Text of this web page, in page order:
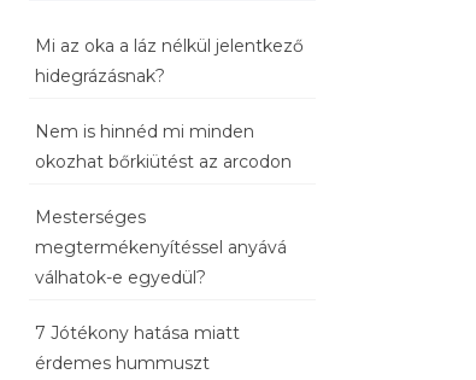
Mi az oka a láz nélkül jelentkező
hidegrázásnak?
Nem is hinnéd mi minden
okozhat bőrkiütést az arcodon
Mesterséges
megtermékenyítéssel anyává
válhatok-e egyedül?
7 Jótékony hatása miatt
érdemes hummuszt